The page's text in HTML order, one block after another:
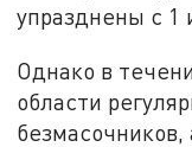
упразднены с 1
Однако в
области